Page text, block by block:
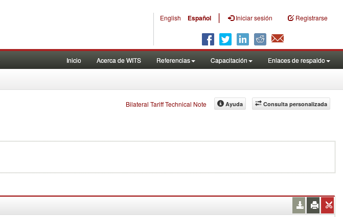
English Español | Iniciar sesión Registrarse
Inicio Acerca de WITS Referencias Capacitación Enlaces de respaldo
Bilateral Tariff Technical Note Consulta personalizada
Ayuda